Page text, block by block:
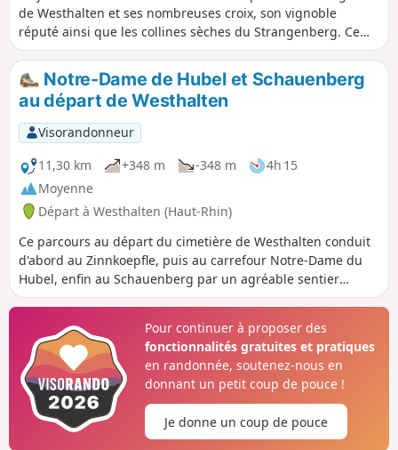
de Westhalten et ses nombreuses croix, son vignoble
réputé ainsi que les collines sèches du Strangenberg. Ce
dernier est un espace naturel remarquable qui accueille
notamment plusieurs types d’orchidées, des géraniums
sanguins, des tulipes sauvages et muscaris, ainsi que, pour
la faune, des huppes fasciés, des lézards verts et des
vipères. De nombreuses vues et panoramas sur le village, le
massif du Grand et du Petit Ballon, la plaine d'Alsace et la
Forêt-Noire s'offrent au regard des promeneurs. Important :
le parcours s'effectue essentiellement à découvert, n'oubliez
donc pas chapeau, casquette et de quoi s'hydrater !
Notre-Dame de Hubel et Schauenberg
au départ de Westhalten
Visorandonneur
11,30 km
+348 m -348 m
4h 15
Moyenne
Départ à Westhalten (Haut-Rhin)
Ce parcours au départ du cimetière de Westhalten conduit
d'abord au Zinnkoepfle, puis au carrefour Notre-Dame du
Hubel, enfin au Schauenberg par un agréable sentier
forestier. On pourra revenir par le même chemin, ou opter
Pour continuer à proposer des
fonctionnalités gratuites et pratiques
en randonnée, soutenez-nous en
donnant un petit coup de pouce !
Je donne un coup de pouce